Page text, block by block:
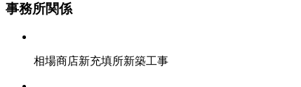
事務所関係
相場商店新充填所新築工事